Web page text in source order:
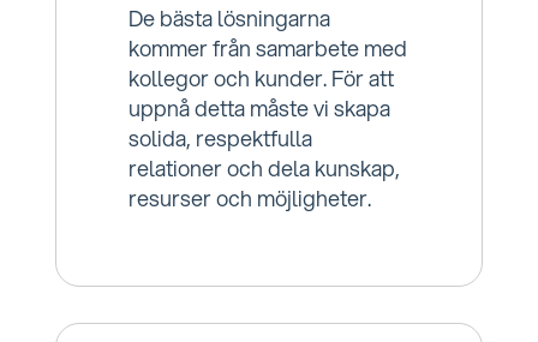
De bästa lösningarna
kommer från samarbete med
kollegor och kunder. För att
uppnå detta måste vi skapa
solida, respektfulla
relationer och dela kunskap,
resurser och möjligheter.